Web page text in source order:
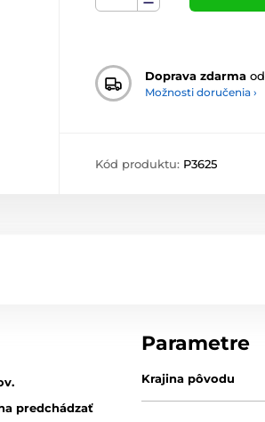
Doprava zdarma od
Možnosti doručenia ›
Kód produktu: P3625
predchádzať
Parametre
Krajina pôvodu